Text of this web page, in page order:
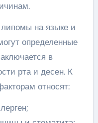
на языке и
определенные
в
рта и десен. К
относят: